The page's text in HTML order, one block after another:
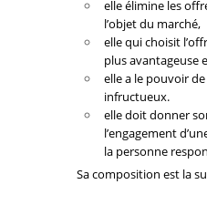
elle élimine les
l’objet du marché,
elle qui choisit
plus avantageuse
elle a le pouvoir de
infructueux.
elle doit donner
l’engagement
la personne
Sa composition est la